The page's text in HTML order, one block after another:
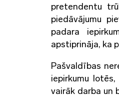
pretendentu
piedāvājumu
padara
apstiprināja, ka
Pašvaldības
iepirkumu
vairāk darba un